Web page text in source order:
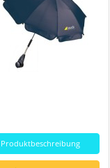
Produktbeschreibung